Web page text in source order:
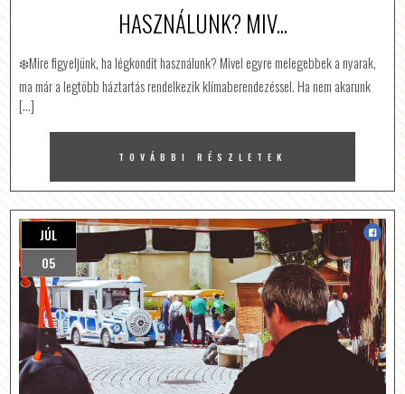
HASZNÁLUNK? MIV...
❄️Mire figyeljünk, ha légkondit használunk? Mivel egyre melegebbek a nyarak,
ma már a legtöbb háztartás rendelkezik klímaberendezéssel. Ha nem akarunk
[…]
TOVÁBBI RÉSZLETEK
JÚL
05